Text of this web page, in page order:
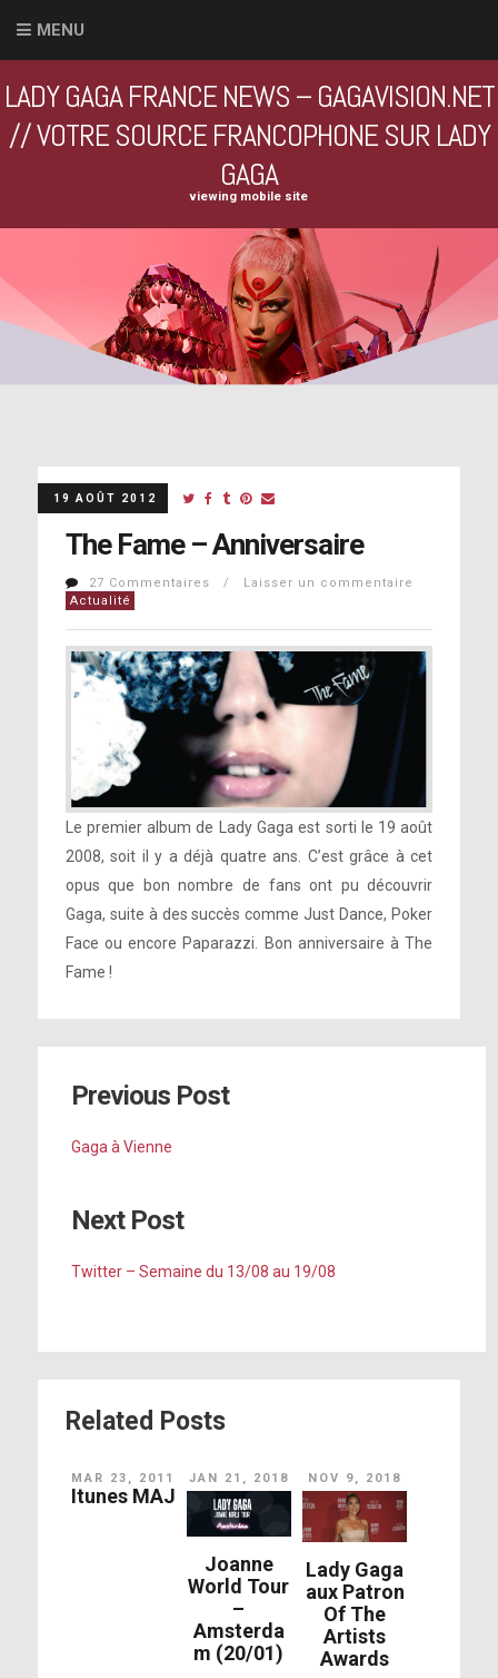
MENU
LADY GAGA FRANCE NEWS – GAGAVISION.NET
// VOTRE SOURCE FRANCOPHONE SUR LADY
GAGA
viewing mobile site
19 AOÛT 2012
The Fame – Anniversaire
27 Commentaires / Laisser un commentaire
Actualité
Le premier album de Lady Gaga est sorti le 19 août
2008, soit il y a déjà quatre ans. C’est grâce à cet
opus que bon nombre de fans ont pu découvrir
Gaga, suite à des succès comme Just Dance, Poker
Face ou encore Paparazzi. Bon anniversaire à The
Fame !
Previous Post
Gaga à Vienne
Next Post
Twitter – Semaine du 13/08 au 19/08
Related Posts
MAR 23, 2011
Itunes MAJ
JAN 21, 2018
Joanne
World Tour
–
Amsterda
m (20/01)
NOV 9, 2018
Lady Gaga
aux Patron
Of The
Artists
Awards